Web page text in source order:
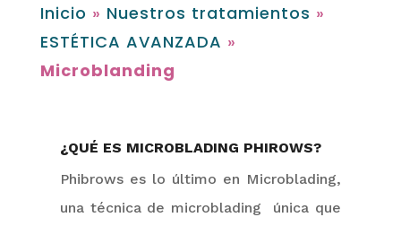
Inicio » Nuestros tratamientos »
ESTÉTICA AVANZADA »
Microblanding
¿QUÉ ES MICROBLADING PHIROWS?
Phibrows es lo último en Microblading,
una técnica de microblading única que